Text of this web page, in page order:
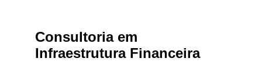
Consultoria em
Infraestrutura Financeira